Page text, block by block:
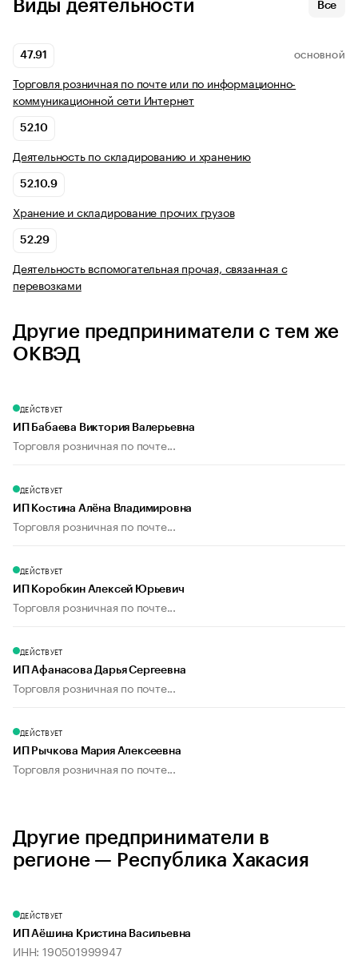
Виды деятельности Все
47.91 ОСНОВНОЙ
Торговля розничная по почте или по информационно-
коммуникационной сети Интернет
52.10
Деятельность по складированию и хранению
52.10.9
Хранение и складирование прочих грузов
52.29
Деятельность вспомогательная прочая, связанная с
перевозками
Другие предприниматели с тем же
ОКВЭД
ДЕЙСТВУЕТ
ИП Бабаева Виктория Валерьевна
Торговля розничная по почте...
ДЕЙСТВУЕТ
ИП Костина Алёна Владимировна
Торговля розничная по почте...
ДЕЙСТВУЕТ
ИП Коробкин Алексей Юрьевич
Торговля розничная по почте...
ДЕЙСТВУЕТ
ИП Афанасова Дарья Сергеевна
Торговля розничная по почте...
ДЕЙСТВУЕТ
ИП Рычкова Мария Алексеевна
Торговля розничная по почте...
Другие предприниматели в
регионе — Республика Хакасия
ДЕЙСТВУЕТ
ИП Аёшина Кристина Васильевна
ИНН: 190501999947